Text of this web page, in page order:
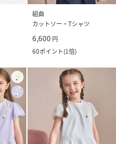
組曲
カットソー・Tシャツ
6,600 円
60ポイント(1倍)